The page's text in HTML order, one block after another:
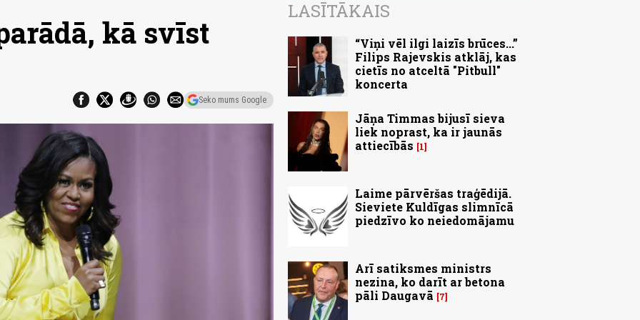
kā svīst
Seko mums Google
LASĪTĀKAIS
“Viņi vēl ilgi laizīs brūces...”
Filips Rajevskis atklāj, kas
cietīs no atceltā "Pitbull"
koncerta
Jāņa Timmas bijusī sieva
liek noprast, ka ir jaunās
attiecībās
1
Laime pārvēršas traģēdijā.
Sieviete Kuldīgas slimnīcā
piedzīvo ko neiedomājamu
Arī satiksmes ministrs
nezina, ko darīt ar betona
pāli Daugavā
7